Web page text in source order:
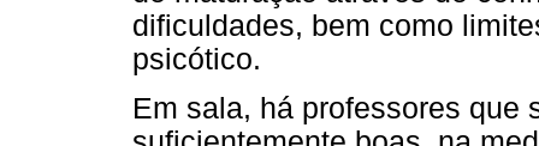
dificuldades, bem como
psicótico.
Em sala, há professores que